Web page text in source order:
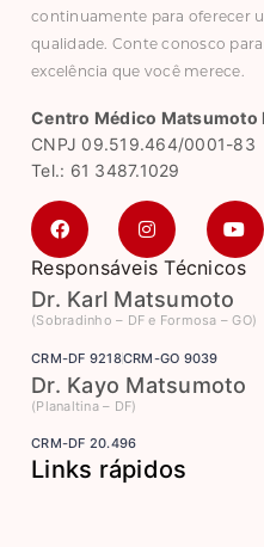
continuamente para oferecer
qualidade. Conte conosco
excelência que você merece.
Centro Médico Matsumoto
CNPJ 09.519.464/0001-83
Tel.: 61 3487.1029
Responsáveis Técnicos
Dr. Karl Matsumoto
(Sobradinho – DF e Formosa – GO)
CRM-DF 9218CRM-GO 9039
Dr. Kayo Matsumoto
(Planaltina – DF)
CRM-DF 20.496
Links rápidos